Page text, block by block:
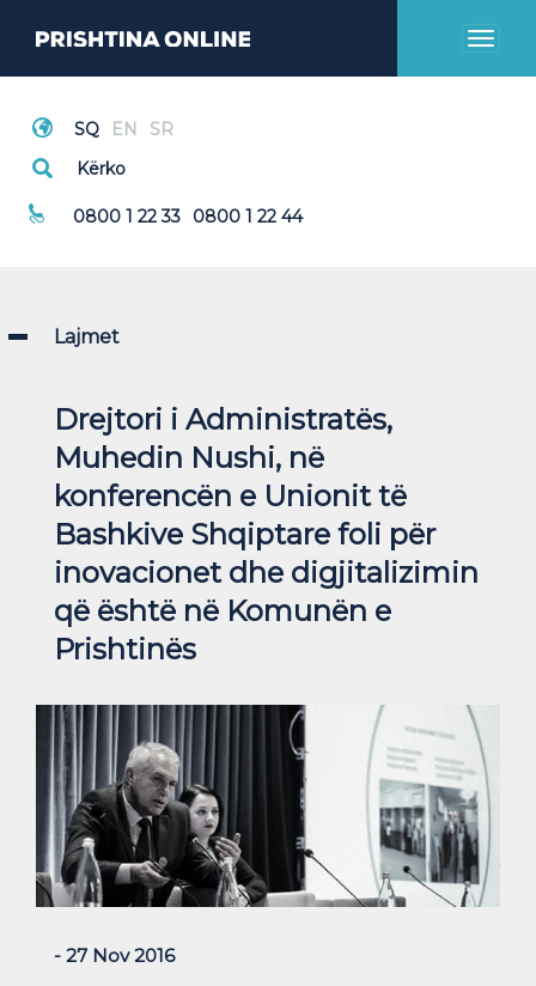
Toggle
Thirrje Emergjente
0800 1 22 33 0800 1 22 44
Lajmet
Drejtori i Administratës,
Muhedin Nushi, në
konferencën e Unionit të
Bashkive Shqiptare foli për
inovacionet dhe digjitalizimin
që është në Komunën e
Prishtinës
- 27 Nov 2016